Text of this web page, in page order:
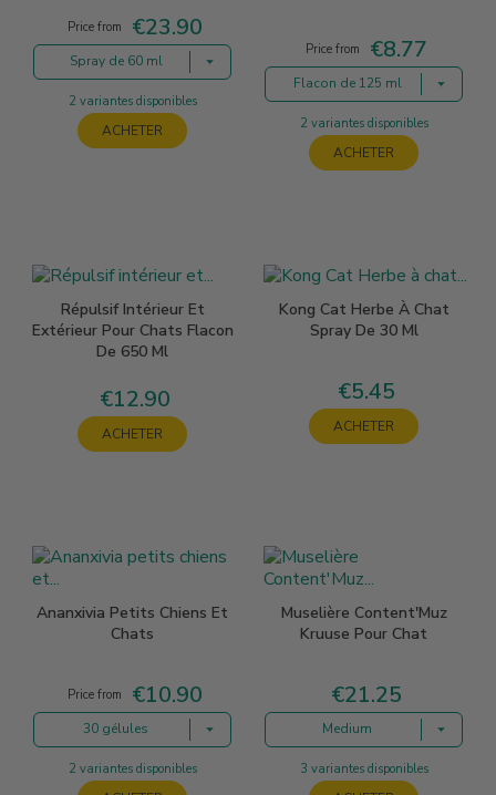
Price from Price
€23.90
Spray de 60 ml
2 variantes disponibles
ACHETER
Price from Price
€8.77
Flacon de 125 ml
2 variantes disponibles
ACHETER
Répulsif Intérieur Et
Extérieur Pour Chats Flacon
De 650 Ml
Price
€12.90
ACHETER
Kong Cat Herbe À Chat
Spray De 30 Ml
Price
€5.45
ACHETER
Ananxivia Petits Chiens Et
Chats
Price from Price
€10.90
30 gélules
2 variantes disponibles
Muselière Content'Muz
Kruuse Pour Chat
Price
€21.25
Medium
3 variantes disponibles